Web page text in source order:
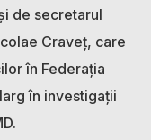
de secretarul
Craveț, care
în Federația
în investigații